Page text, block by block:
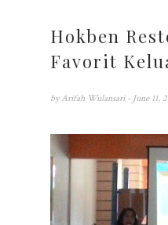
Hokben
Favorit
by Arifah Wulansari - June 11,